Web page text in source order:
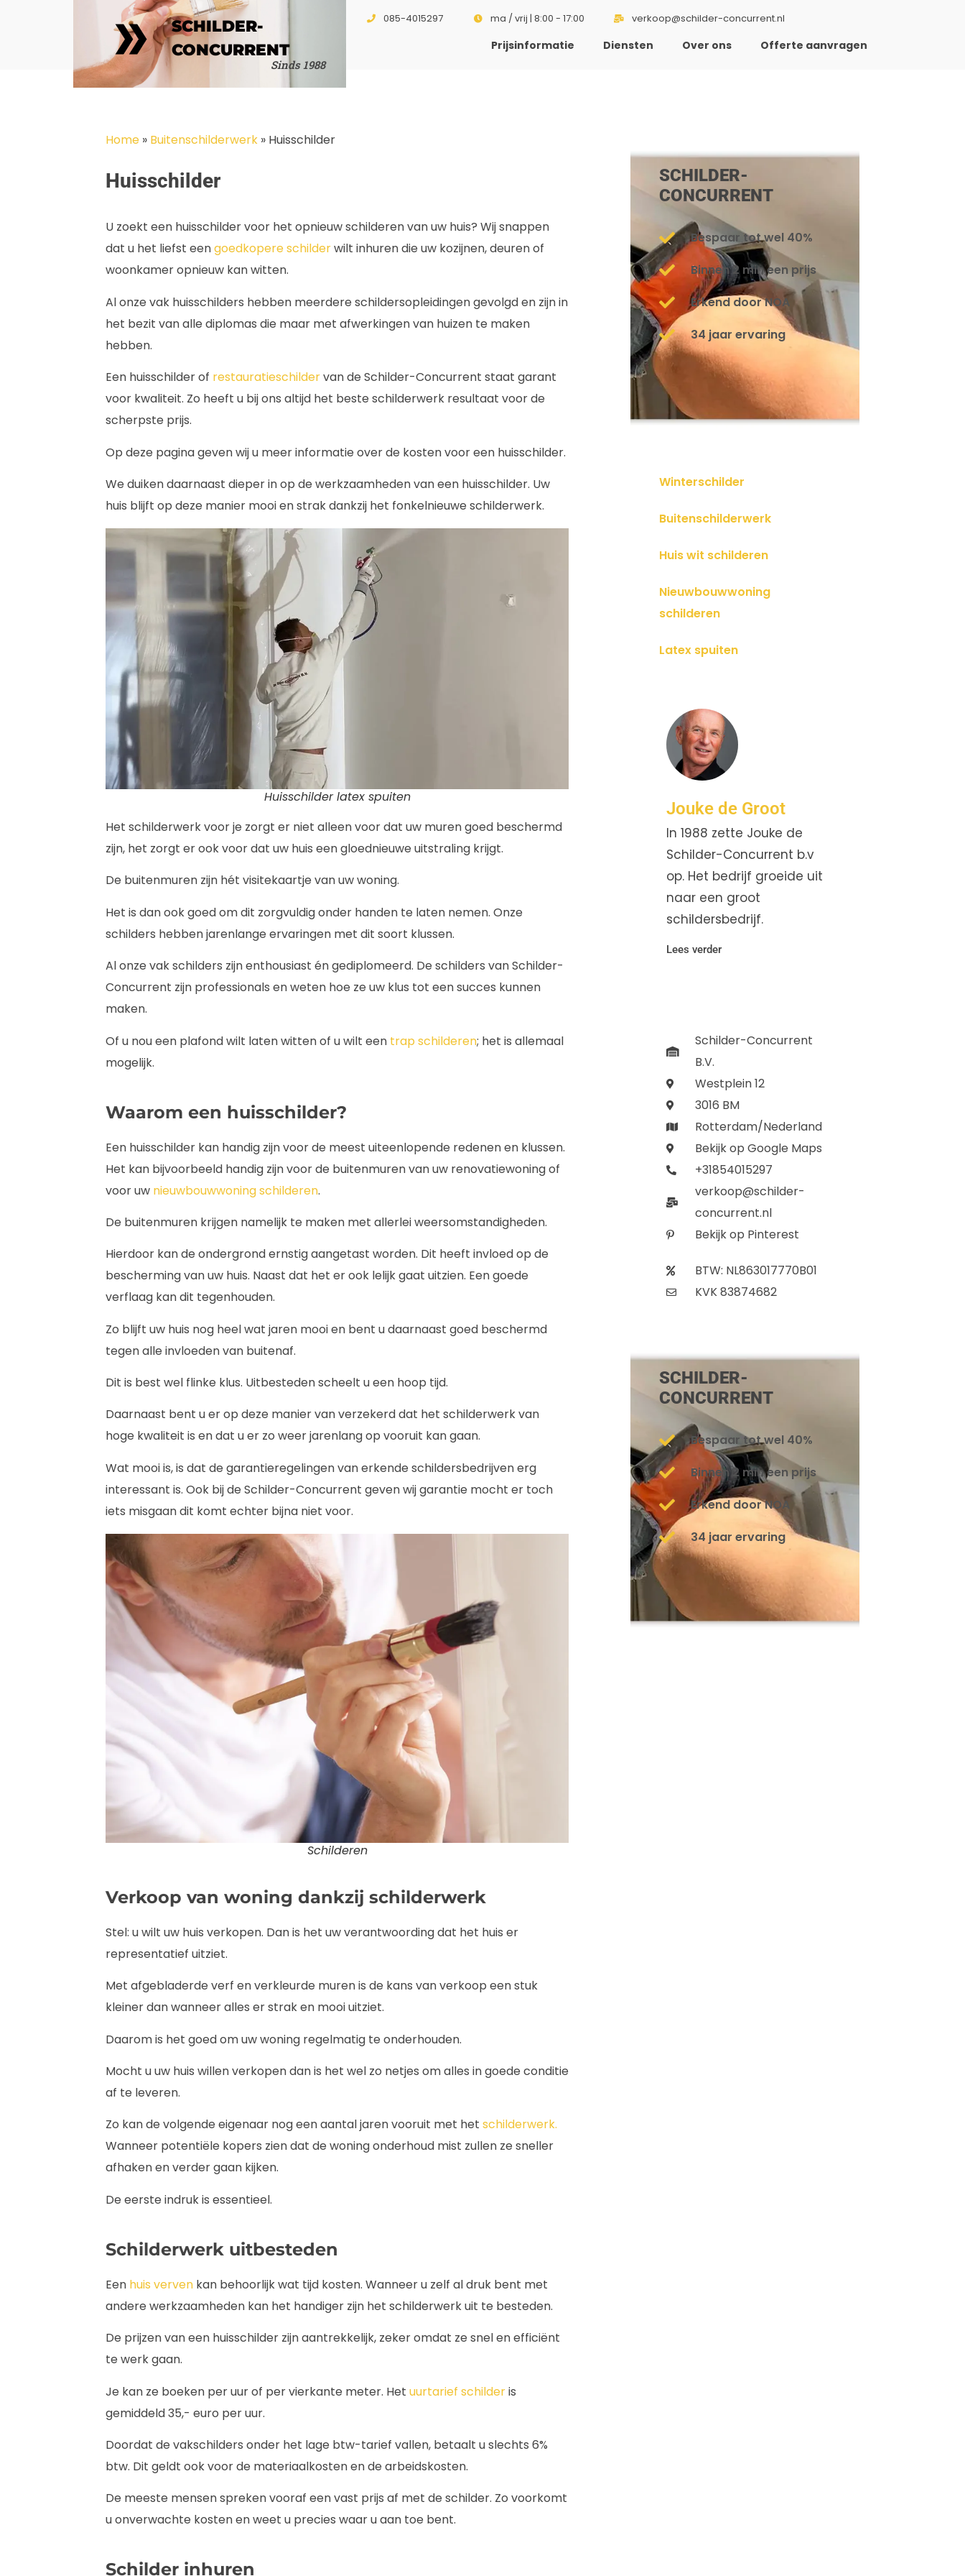
SCHILDER-
CONCURRENT
Sinds 1988
085-4015297 ma / vrij | 8:00 - 17:00 verkoop@schilder-concurrent.nl
Prijsinformatie Diensten Over ons Offerte aanvragen
Home » Buitenschilderwerk » Huisschilder
Huisschilder
U zoekt een huisschilder voor het opnieuw schilderen van uw huis? Wij snappen
dat u het liefst eengoedkopere schilderwilt inhuren die uw kozijnen, deuren of
woonkamer opnieuw kan witten.
Al onze vak huisschilders hebben meerdere schildersopleidingen gevolgd en zijn in
het bezit van alle diplomas die maar met afwerkingen van huizen te maken
hebben.
Een huisschilder of restauratieschildervan de Schilder-Concurrent staat garant
voor kwaliteit. Zo heeft u bij ons altijd het beste schilderwerk resultaat voor de
scherpste prijs.
Op deze pagina geven wij u meer informatie over de kosten voor een huisschilder.
We duiken daarnaast dieper in op de werkzaamheden van een huisschilder. Uw
huis blijft op deze manier mooi en strak dankzij het fonkelnieuwe schilderwerk.
Huisschilder latex spuiten
Het schilderwerk voor je zorgt er niet alleen voor dat uw muren goed beschermd
zijn, het zorgt er ook voor dat uw huis een gloednieuwe uitstraling krijgt.
De buitenmuren zijn hét visitekaartje van uw woning.
Het is dan ook goed om dit zorgvuldig onder handen te laten nemen. Onze
schilders hebben jarenlange ervaringen met dit soort klussen.
Al onze vak schilders zijn enthousiast én gediplomeerd. De schilders van Schilder-
Concurrent zijn professionals en weten hoe ze uw klus tot een succes kunnen
maken.
Of u nou een plafond wilt laten witten of u wilt een trap schilderen; het is allemaal
mogelijk.
Waarom een huisschilder?
Een huisschilder kan handig zijn voor de meest uiteenlopende redenen en klussen.
Het kan bijvoorbeeld handig zijn voor de buitenmuren van uw renovatiewoning of
voor uw nieuwbouwwoning schilderen.
De buitenmuren krijgen namelijk te maken met allerlei weersomstandigheden.
Hierdoor kan de ondergrond ernstig aangetast worden. Dit heeft invloed op de
bescherming van uw huis. Naast dat het er ook lelijk gaat uitzien. Een goede
verflaag kan dit tegenhouden.
Zo blijft uw huis nog heel wat jaren mooi en bent u daarnaast goed beschermd
tegen alle invloeden van buitenaf.
Dit is best wel flinke klus. Uitbesteden scheelt u een hoop tijd.
Daarnaast bent u er op deze manier van verzekerd dat het schilderwerk van
hoge kwaliteit is en dat u er zo weer jarenlang op vooruit kan gaan.
Wat mooi is, is dat de garantieregelingen van erkende schildersbedrijven erg
interessant is. Ook bij de Schilder-Concurrent geven wij garantie mocht er toch
iets misgaan dit komt echter bijna niet voor.
Schilderen
Verkoop van woning dankzij schilderwerk
Stel: u wilt uw huis verkopen. Dan is het uw verantwoording dat het huis er
representatief uitziet.
Met afgebladerde verf en verkleurde muren is de kans van verkoop een stuk
kleiner dan wanneer alles er strak en mooi uitziet.
Daarom is het goed om uw woning regelmatig te onderhouden.
Mocht u uw huis willen verkopen dan is het wel zo netjes om alles in goede conditie
af te leveren.
Zo kan de volgende eigenaar nog een aantal jaren vooruit met het schilderwerk.
Wanneer potentiële kopers zien dat de woning onderhoud mist zullen ze sneller
afhaken en verder gaan kijken.
De eerste indruk is essentieel.
Schilderwerk uitbesteden
Een huis verven kan behoorlijk wat tijd kosten. Wanneer u zelf al druk bent met
andere werkzaamheden kan het handiger zijn het schilderwerk uit te besteden.
De prijzen van een huisschilder zijn aantrekkelijk, zeker omdat ze snel en efficiënt
te werk gaan.
Je kan ze boeken per uur of per vierkante meter. Het uurtarief schilderis
gemiddeld 35,- euro per uur.
Doordat de vakschilders onder het lage btw-tarief vallen, betaalt u slechts 6%
btw. Dit geldt ook voor de materiaalkosten en de arbeidskosten.
De meeste mensen spreken vooraf een vast prijs af met de schilder. Zo voorkomt
u onverwachte kosten en weet u precies waar u aan toe bent.
Schilder inhuren
SCHILDER-
CONCURRENT
Bespaar tot wel 40%
Binnen 2 min een prijs
Erkend door NOA
34 jaar ervaring
Winterschilder
Buitenschilderwerk
Huis wit schilderen
Nieuwbouwwoning
schilderen
Latex spuiten
Jouke de Groot
In 1988 zette Jouke de
Schilder-Concurrent b.v
op. Het bedrijf groeide uit
naar een groot
schildersbedrijf.
Lees verder
Schilder-Concurrent
B.V.
Westplein 12
3016 BM
Rotterdam/Nederland
Bekijk op Google Maps
+31854015297
verkoop@schilder-
concurrent.nl
Bekijk op Pinterest
BTW: NL863017770B01
KVK 83874682
SCHILDER-
CONCURRENT
Bespaar tot wel 40%
Binnen 2 min een prijs
Erkend door NOA
34 jaar ervaring